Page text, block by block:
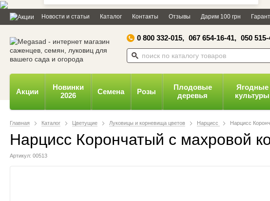
Дозвольте сайту megasad.net
відправляти вам сповіщення на
робочий стіл.
Powered by SendPulse Заборонити Дозволити
×
Новости и статьи Каталог Контакты Отзывы Дарим 100 грн
0 800 332-015, 067 654-16-41, 050
Акции
Новинки
2026
Семена Розы
Плодовые
деревья
Ягодные
культуры
Главная Каталог Цветущие Луковицы и корневища цветов Нарцисс Нарцисс
Нарцисс Корончатый с махровой
Артикул: 00513